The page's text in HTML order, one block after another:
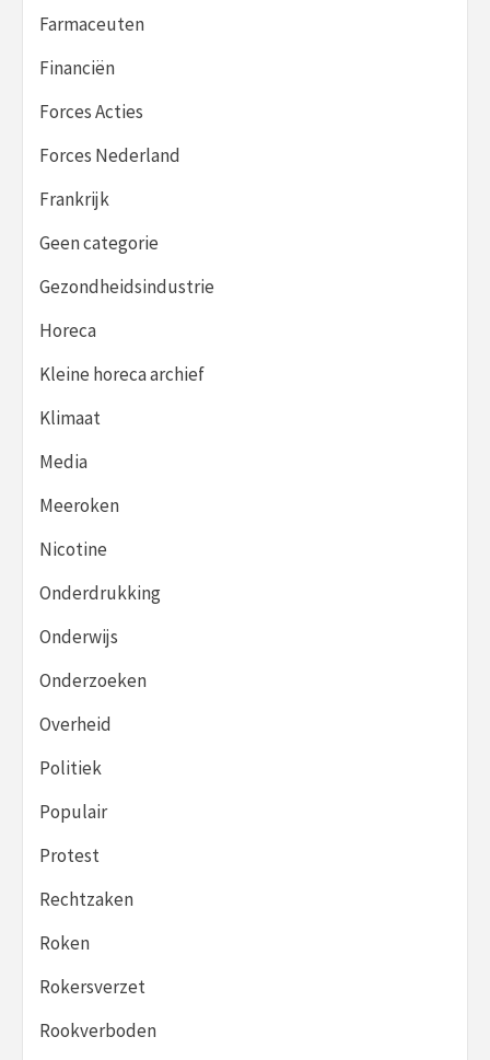
Farmaceuten
Financiën
Forces Acties
Forces Nederland
Frankrijk
Geen categorie
Gezondheidsindustrie
Horeca
Kleine horeca archief
Klimaat
Media
Meeroken
Nicotine
Onderdrukking
Onderwijs
Onderzoeken
Overheid
Politiek
Populair
Protest
Rechtzaken
Roken
Rokersverzet
Rookverboden